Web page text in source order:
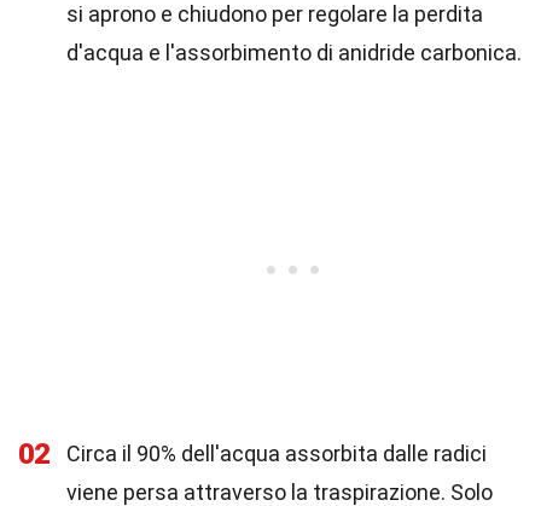
si aprono e chiudono per regolare la perdita
d'acqua e l'assorbimento di anidride carbonica.
02
Circa il 90% dell'acqua assorbita dalle radici
viene persa attraverso la traspirazione. Solo